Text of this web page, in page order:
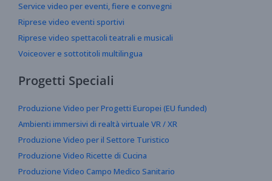
Service video per eventi, fiere e convegni
Riprese video eventi sportivi
Riprese video spettacoli teatrali e musicali
Voiceover e sottotitoli multilingua
Progetti Speciali
Produzione Video per Progetti Europei (EU funded)
Ambienti immersivi di realtà virtuale VR / XR
Produzione Video per il Settore Turistico
Produzione Video Ricette di Cucina
Produzione Video Campo Medico Sanitario